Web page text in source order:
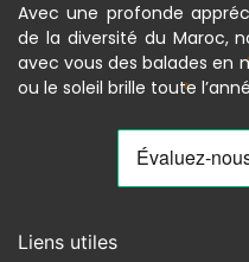
Avec une profonde
de la diversité du Maroc,
avec vous des balades en
ou le soleil brille toute
Liens utiles